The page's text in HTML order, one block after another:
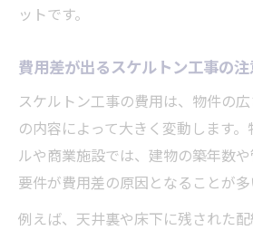
法
内装工事におけるスケル
失敗しないスケルトン工
び方
許可取得も安心のスケルトン
スケルトン工事の許可取
ットです。
費用差が出るスケルトン工事の
スケルトン工事の費用は、物件の
の内容によって大きく変動します
ルや商業施設では、建物の築年数
要件が費用差の原因となることが多
例えば、天井裏や床下に残された